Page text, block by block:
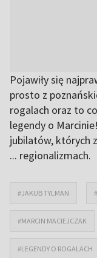
Pojawiły się
prosto z
rogalach oraz to
legendy o
jubilatów, których
... regionalizmach.
#JAKUB TYLMAN
#MARCIN MACIEJCZAK
#LEGENDY O ROGALACH